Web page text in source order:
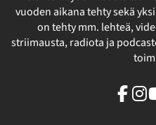
vuoden aikana tehty sekä
on tehty mm. lehteä,
striimausta, radiota ja